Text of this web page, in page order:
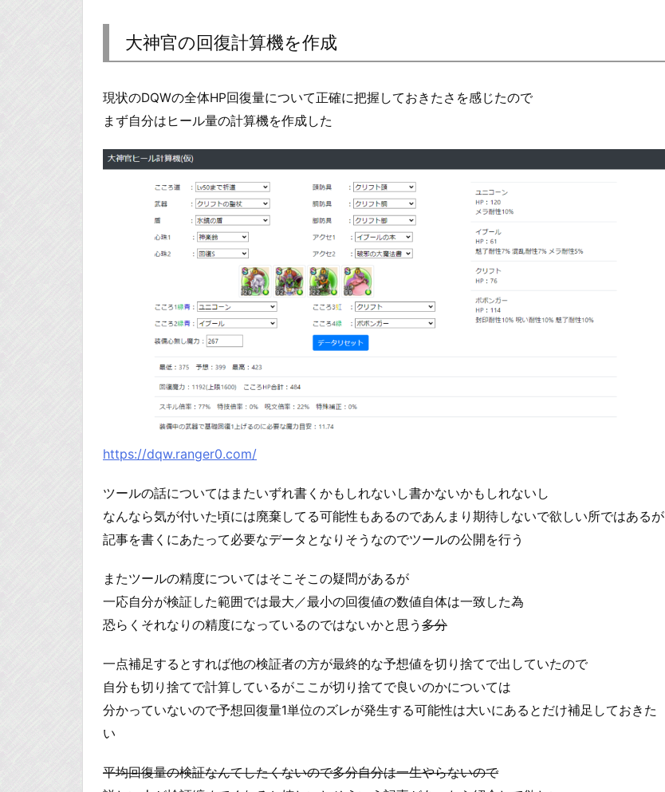
大神官の回復計算機を作成
現状のDQWの全体HP回復量について正確に把握しておきたさを感じたので
まず自分はヒール量の計算機を作成した
https://dqw.ranger0.com/
ツールの話についてはまたいずれ書くかもしれないし書かないかもしれないし
なんなら気が付いた頃には廃棄してる可能性もあるのであんまり期待しないで欲しい所ではあるが
記事を書くにあたって必要なデータとなりそうなのでツールの公開を行う
またツールの精度についてはそこそこの疑問があるが
一応自分が検証した範囲では最大／最小の回復値の数値自体は一致した為
恐らくそれなりの精度になっているのではないかと思う 多分
一点補足するとすれば他の検証者の方が最終的な予想値を切り捨てで出していたので
自分も切り捨てで計算しているがここが切り捨てで良いのかについては
分かっていないので予想回復量1単位のズレが発生する可能性は大いにあるとだけ補足しておきた
い
平均回復量の検証なんてしたくないので多分自分は一生やらないので